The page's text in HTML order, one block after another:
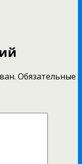
Обязательные